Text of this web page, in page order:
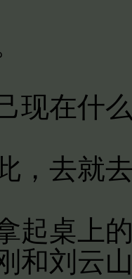
在什么
去就
桌上的
和刘云